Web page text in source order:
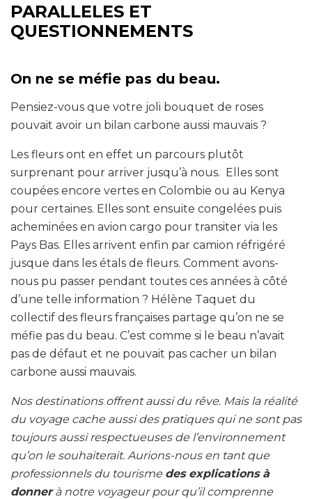
PARALLELES ET
QUESTIONNEMENTS
On ne se méfie pas du beau.
Pensiez-vous que votre joli bouquet de roses
pouvait avoir un bilan carbone aussi mauvais ?
Les fleurs ont en effet un parcours plutôt
surprenant pour arriver jusqu’à nous. Elles sont
coupées encore vertes en Colombie ou au Kenya
pour certaines. Elles sont ensuite congelées puis
acheminées en avion cargo pour transiter via les
Pays Bas. Elles arrivent enfin par camion réfrigéré
jusque dans les étals de fleurs. Comment avons-
nous pu passer pendant toutes ces années à côté
d’une telle information ? Hélène Taquet du
collectif des fleurs françaises partage qu’on ne se
méfie pas du beau. C’est comme si le beau n’avait
pas de défaut et ne pouvait pas cacher un bilan
carbone aussi mauvais.
Nos destinations offrent aussi du rêve. Mais la réalité
du voyage cache aussi des pratiques qui ne sont pas
toujours aussi respectueuses de l’environnement
qu’on le souhaiterait. Aurions-nous en tant que
professionnels du tourisme des explications à
donnerà notre voyageur pour qu’il comprenne